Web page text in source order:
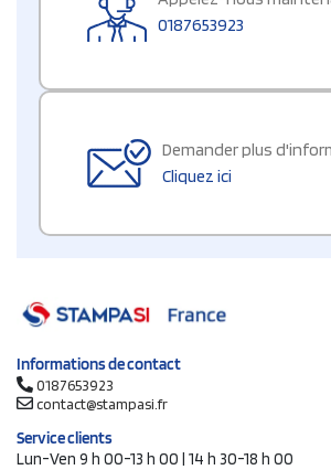
0187653923
Demander plus
Cliquez ici
Informations de contact
0187653923
contact@stampasi.fr
Service clients
Lun-Ven 9 h 00-13 h 00 | 14 h 30-18 h 00